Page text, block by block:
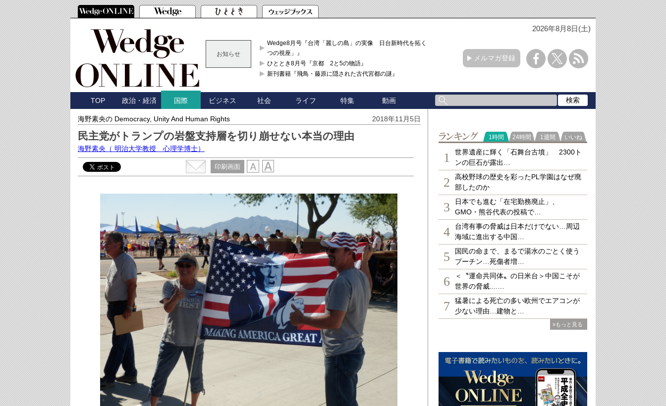
2026年8月8日(土)
お知らせ
Wedge8月号『台湾「麗しの島」の実像 日台新時代を拓く「3
つの視座」』
ひととき8月号『京都 2と5の物語』
新刊書籍『飛鳥・藤原に隠された古代宮都の謎』
メルマガ登録
TOP 政治・経済 国際 ビジネス 社会 ライフ 特集 動画
海野素央の Democracy, Unity And Human Rights 2018年11月5日
民主党がトランプの岩盤支持層を切り崩せない本当の理由
海野素央 （ 明治大学教授 心理学博士）
印刷画面
ランキング
1時間 24時間 1週間 いいね
1
世界遺産に輝く「石舞台古墳」 2300ト
ンの巨石が露出…
2
高校野球の歴史を彩ったPL学園はなぜ廃
部したのか
3
日本でも進む「在宅勤務廃止」、
GMO・熊谷代表の投稿で…
4
台湾有事の脅威は日本だけでない…周辺
海域に進出する中国…
5
国民の命まで、まるで湯水のごとく使う
プーチン…死傷者増…
6
＜〝運命共同体〟の日米台＞中国こそが
世界の脅威....…
7
猛暑による死亡の多い欧州でエアコンが
少ない理由…建物と…
»もっと見る